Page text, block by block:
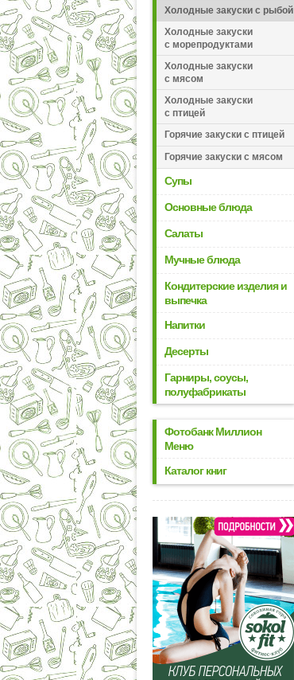
Холодные закуски с рыбой
Холодные закуски
с морепродуктами
Холодные закуски
с мясом
Холодные закуски
с птицей
Горячие закуски с птицей
Горячие закуски с мясом
Супы
Основные блюда
Салаты
Мучные блюда
Кондитерские изделия и
выпечка
Напитки
Десерты
Гарниры, соусы,
полуфабрикаты
Фотобанк Миллион
Меню
Каталог книг